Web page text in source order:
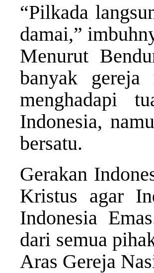
“Pilkada
damai,”
Menurut
banyak gereja
menghadapi
Indonesia,
bersatu.
Gerakan
Kristus agar
Indonesia
dari semua
Aras Gereja